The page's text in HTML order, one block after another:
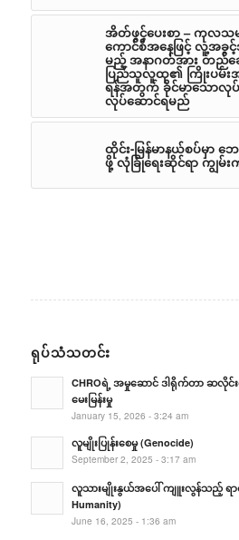
အိတ်ဖွင့်ပေးစာ – ကုလသ
ကောင်စီအနေဖြင့် လူ့အ
မည့် အနာဂတ်အား တည်ဆ
ပြည်သူလူထု၏ ကြိုးပမ်းအ
ရန်အတွက် ခိုင်မာသောလုပ်
လုပ်ဆောင်ရမည်
ထိုင်း-မြန်မာနယ်စပ်မှာ ဘ
ဖို့ လုံခြုံရေးဆိုင်ရာ ကျွမ်
ရုပ်သံသတင်း
CHROရဲ့ အမှုဆောင် ဒါရိုက်တာ ဆ
မေးမြန်းမှု
January 15, 2026 - 3:24 am
လူမျိုးပြုန်းစေမှု (Genocide)
September 2, 2025 - 3:17 am
လူသားမျိုးနွယ်အပေါ် ကျူးလွန်သည့် ရာ
Humanity)
June 16, 2025 - 1:36 am